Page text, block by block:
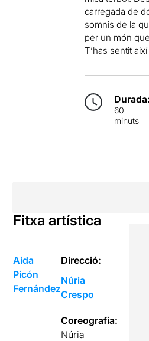
carregada de
somnis de la
per un món
T’has sentit
Durada:
60
minuts
Fitxa artística
Aida
Picón
Fernández
Direcció:
Núria
Crespo
Coreografia:
Núria